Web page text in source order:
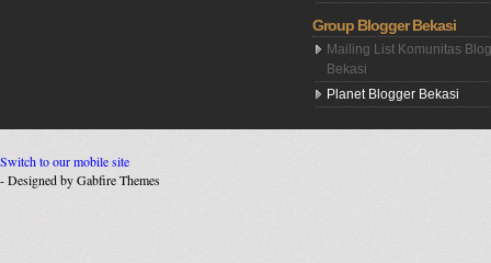
Group Blogger Bekasi
Mailing List Komunitas
Bekasi
Planet Blogger Bekasi
Switch to our mobile site
- Designed by Gabfire Themes